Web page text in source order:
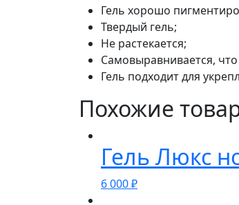
Гель хорошо
Твердый гель;
Не растекается;
Самовыравнивается,
Гель подходит для
Похожие
Гель Люкс
6 000₽